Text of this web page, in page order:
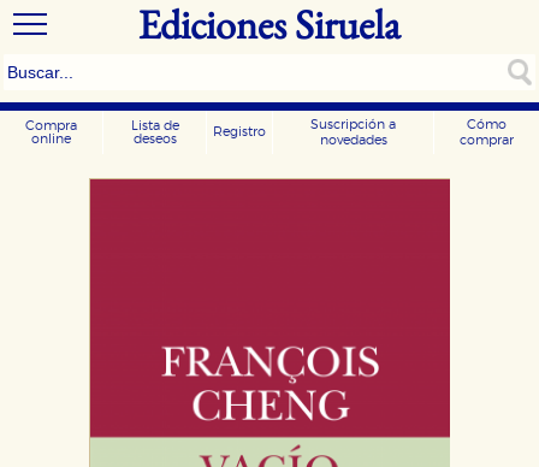
Ediciones Siruela
Compra
online
Lista de
deseos
Registro
Suscripción a
novedades
Cómo
comprar